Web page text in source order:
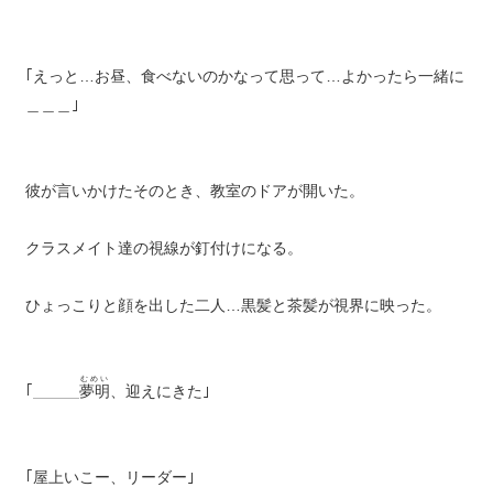
｢えっと…お昼、食べないのかなって思って…よかったら一緒に
＿＿＿｣
彼が言いかけたそのとき、教室のドアが開いた。
クラスメイト達の視線が釘付けになる。
ひょっこりと顔を出した二人…黒髪と茶髪が視界に映った。
夢明
むめい
、迎えにきた｣
｢屋上いこー、リーダー｣